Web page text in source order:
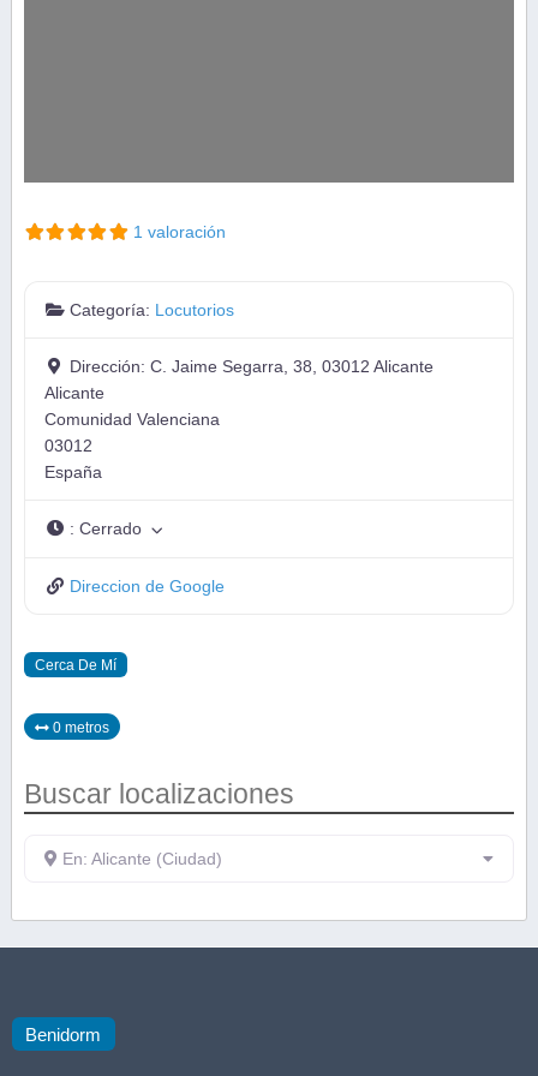
1 valoración
Categoría: Locutorios
Dirección:C. Jaime Segarra, 38, 03012 Alicante
Alicante
Comunidad Valenciana
03012
España
:Cerrado
Direccion de Google
Cerca De Mí
0 metros
Buscar localizaciones
En: Alicante (Ciudad)
Benidorm